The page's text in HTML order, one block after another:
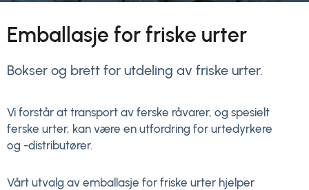
Emballasje for friske urter
Bokser og brett for utdeling av friske urter.
Vi forstår at transport av ferske råvarer, og spesielt
ferske urter, kan være en utfordring for urtedyrkere
og -distributører.
Vårt utvalg av emballasje for friske urter hjelper